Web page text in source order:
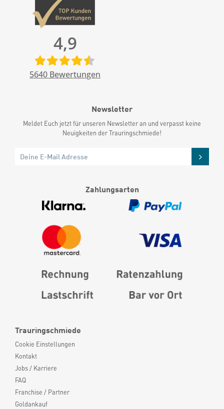
Trauringschmiede
Cookie Einstellungen
Kontakt
Jobs / Karriere
FAQ
Franchise / Partner
Goldankauf
4,9
5640 Bewertungen
Newsletter
Meldet Euch jetzt für unseren Newsletter an und verpasst keine
Neuigkeiten der Trauringschmiede!
Zahlungsarten